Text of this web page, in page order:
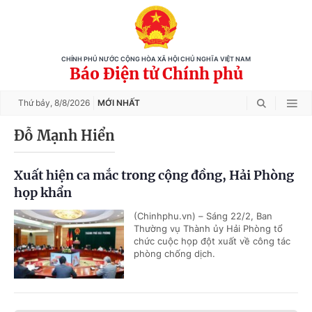
CHÍNH PHỦ NƯỚC CỘNG HÒA XÃ HỘI CHỦ NGHĨA VIỆT NAM
Báo Điện tử Chính phủ
Thứ bảy, 8/8/2026 MỚI NHẤT
Đỗ Mạnh Hiển
Xuất hiện ca mắc trong cộng đồng, Hải Phòng
họp khẩn
(Chinhphu.vn) – Sáng 22/2, Ban
Thường vụ Thành ủy Hải Phòng tổ
chức cuộc họp đột xuất về công tác
phòng chống dịch.